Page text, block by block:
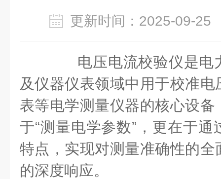
更新时间：2025-09-
电压电流校验仪是电
及仪器仪表领域中用于校准
表等电学测量仪器的核心设
于“测量电学参数”，更在于
特点，实现对测量准确性的
的深度响应。